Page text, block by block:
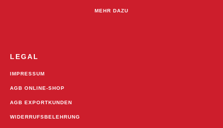
MEHR DAZU
LEGAL
IMPRESSUM
AGB ONLINE-SHOP
AGB EXPORTKUNDEN
WIDERRUFSBELEHRUNG